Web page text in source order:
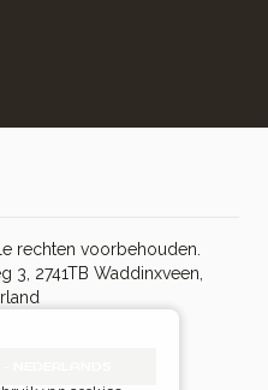
rechten voorbehouden.
3, 2741TB Waddinxveen,
- NEDERLANDS